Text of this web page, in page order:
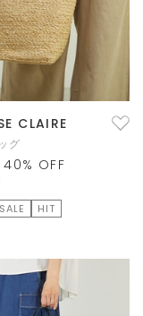
CLAIRE
グ
40% OFF
SALE HIT